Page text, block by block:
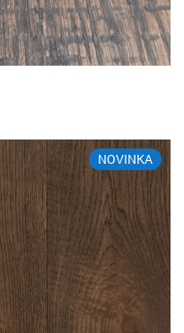
NOVINKA